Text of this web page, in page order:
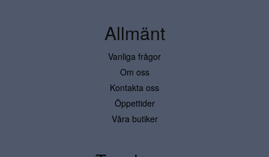
Allmänt
Vanliga frågor
Om oss
Kontakta oss
Öppettider
Våra butiker